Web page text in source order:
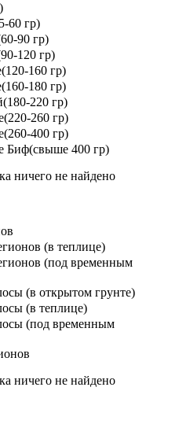
60 гр)
90 гр)
120 гр)
160 гр)
180 гр)
220 гр)
260 гр)
400 гр)
Биф(свыше 400 гр)
ничего не найдено
(в теплице)
(под временным
(в открытом грунте)
(в теплице)
(под временным
ничего не найдено